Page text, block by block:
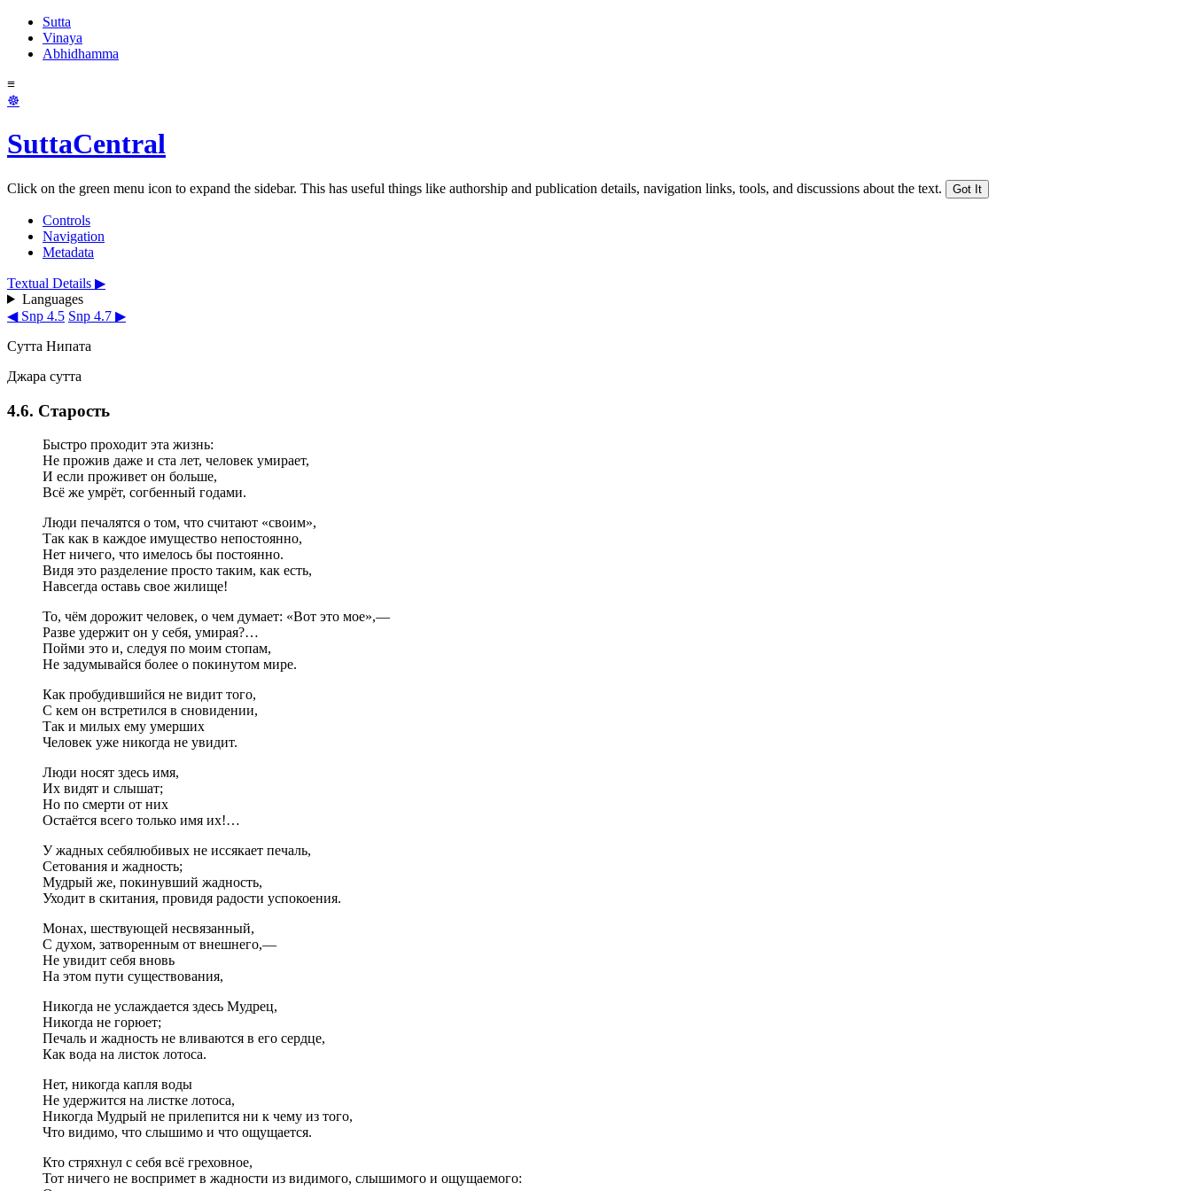
Sutta
Vinaya
Abhidhamma
≡
☸
SuttaCentral
Click on the green menu icon to expand the sidebar. This has useful things like authorship and publication details, navigation links, tools, and discussions about the text. Got It
Controls
Navigation
Metadata
Textual Details ▶
Languages
◀ Snp 4.5 Snp 4.7 ▶
Сутта Нипата
Джара сутта
4.6. Старость
Быстро проходит эта жизнь:
Не прожив даже и ста лет, человек умирает,
И если проживет он больше,
Всё же умрёт, согбенный годами.
Люди печалятся о том, что считают «своим»,
Так как в каждое имущество непостоянно,
Нет ничего, что имелось бы постоянно.
Видя это разделение просто таким, как есть,
Навсегда оставь свое жилище!
То, чём дорожит человек, о чем думает: «Вот это мое»,—
Разве удержит он у себя, умирая?…
Пойми это и, следуя по моим стопам,
Не задумывайся более о покинутом мире.
Как пробудившийся не видит того,
С кем он встретился в сновидении,
Так и милых ему умерших
Человек уже никогда не увидит.
Люди носят здесь имя,
Их видят и слышат;
Но по смерти от них
Остаётся всего только имя их!…
У жадных себялюбивых не иссякает печаль,
Сетования и жадность;
Мудрый же, покинувший жадность,
Уходит в скитания, провидя радости успокоения.
Монах, шествующей несвязанный,
С духом, затворенным от внешнего,—
Не увидит себя вновь
На этом пути существования,
Никогда не услаждается здесь Мудрец,
Никогда не горюет;
Печаль и жадность не вливаются в его сердце,
Как вода на листок лотоса.
Нет, никогда капля воды
Не удержится на листке лотоса,
Никогда Мудрый не прилепится ни к чему из того,
Что видимо, что слышимо и что ощущается.
Кто стряхнул с себя всё греховное,
Тот ничего не воспримет в жадности из видимого, слышимого и ощущаемого: